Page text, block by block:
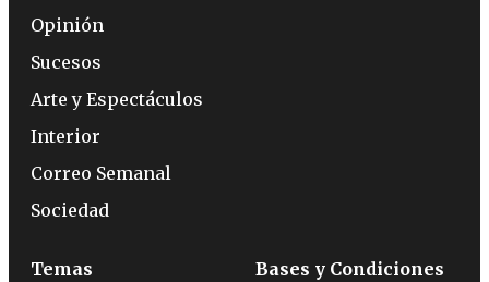
Opinión
Sucesos
Arte y Espectáculos
Interior
Correo Semanal
Sociedad
Temas Bases y Condiciones